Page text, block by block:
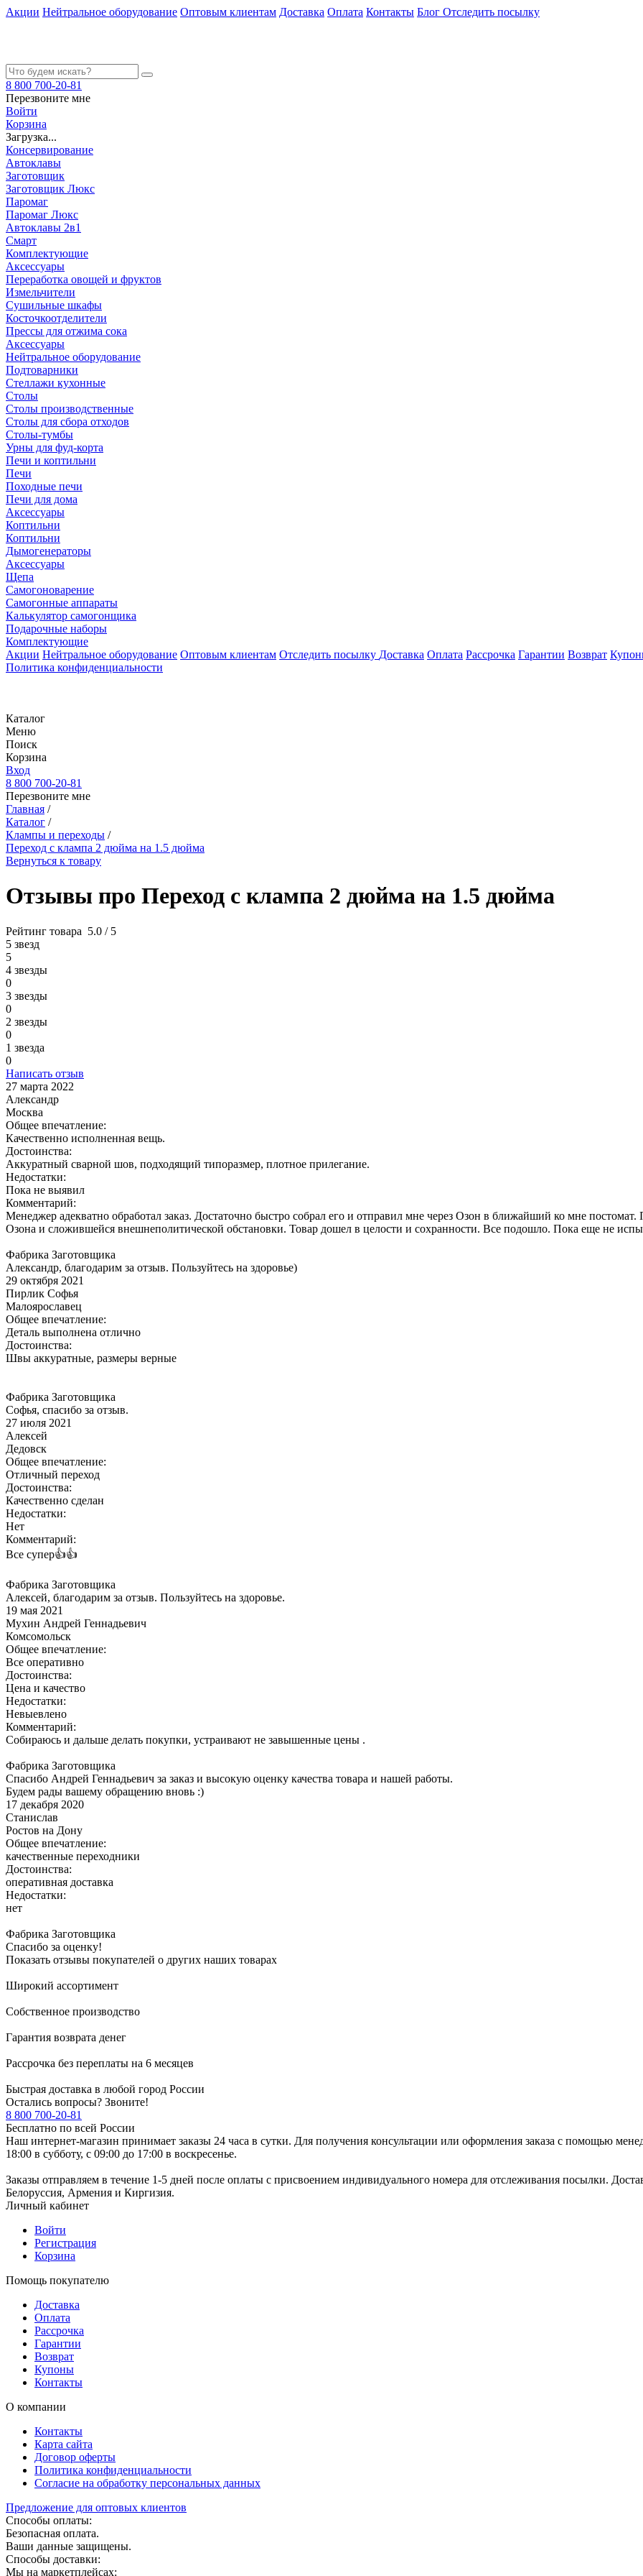
Акции Нейтральное оборудование Оптовым клиентам Доставка Оплата Контакты Блог Отследить посылку
8 800 700-20-81
Перезвоните мне
Войти
Корзина
Загрузка...
Консервирование
Автоклавы
Заготовщик
Заготовщик Люкс
Паромаг
Паромаг Люкс
Автоклавы 2в1
Смарт
Комплектующие
Аксессуары
Переработка овощей и фруктов
Измельчители
Сушильные шкафы
Косточкоотделители
Прессы для отжима сока
Аксессуары
Нейтральное оборудование
Подтоварники
Стеллажи кухонные
Столы
Столы производственные
Столы для сбора отходов
Столы-тумбы
Урны для фуд-корта
Печи и коптильни
Печи
Походные печи
Печи для дома
Аксессуары
Коптильни
Коптильни
Дымогенераторы
Аксессуары
Щепа
Самогоноварение
Самогонные аппараты
Калькулятор самогонщика
Подарочные наборы
Комплектующие
Акции Нейтральное оборудование Оптовым клиентам Отследить посылку Доставка Оплата Рассрочка Гарантии Возврат
Политика конфиденциальности
Каталог
Меню
Поиск
Корзина
Вход
8 800 700-20-81
Перезвоните мне
Главная /
Каталог /
Клампы и переходы /
Переход с клампа 2 дюйма на 1.5 дюйма
Вернуться к товару
Отзывы про Переход с клампа 2 дюйма на 1.5 дюйма
Рейтинг товара 5.0 / 5
5 звезд
5
4 звезды
0
3 звезды
0
2 звезды
0
1 звезда
0
Написать отзыв
27 марта 2022
Александр
Москва
Общее впечатление:
Качественно исполненная вещь.
Достоинства:
Аккуратный сварной шов, подходящий типоразмер, плотное прилегание.
Недостатки:
Пока не выявил
Комментарий:
Менеджер адекватно обработал заказ. Достаточно быстро собрал его и отправил мне через Озон в ближайший ко мне
Озона и сложившейся внешнеполитической обстановки. Товар дошел в целости и сохранности. Все подошло. Пока еще не
Фабрика Заготовщика
Александр, благодарим за отзыв. Пользуйтесь на здоровье)
29 октября 2021
Пирлик Софья
Малоярославец
Общее впечатление:
Деталь выполнена отлично
Достоинства:
Швы аккуратные, размеры верные
Фабрика Заготовщика
Софья, спасибо за отзыв.
27 июля 2021
Алексей
Дедовск
Общее впечатление:
Отличный переход
Достоинства:
Качественно сделан
Недостатки:
Нет
Комментарий:
Все супер👍👍
Фабрика Заготовщика
Алексей, благодарим за отзыв. Пользуйтесь на здоровье.
19 мая 2021
Мухин Андрей Геннадьевич
Комсомольск
Общее впечатление:
Все оперативно
Достоинства:
Цена и качество
Недостатки:
Невыевлено
Комментарий:
Собираюсь и дальше делать покупки, устраивают не завышенные цены .
Фабрика Заготовщика
Спасибо Андрей Геннадьевич за заказ и высокую оценку качества товара и нашей работы.
Будем рады вашему обращению вновь :)
17 декабря 2020
Станислав
Ростов на Дону
Общее впечатление:
качественные переходники
Достоинства:
оперативная доставка
Недостатки:
нет
Фабрика Заготовщика
Спасибо за оценку!
Показать отзывы покупателей о других наших товарах
Широкий ассортимент
Собственное производство
Гарантия возврата денег
Рассрочка без переплаты на 6 месяцев
Быстрая доставка в любой город России
Остались вопросы? Звоните!
8 800 700-20-81
Бесплатно по всей России
Наш интернет-магазин принимает заказы 24 часа в сутки. Для получения консультации или оформления заказа с помощью
18:00 в субботу, с 09:00 до 17:00 в воскресенье.
Заказы отправляем в течение 1-5 дней после оплаты с присвоением индивидуального номера для отслеживания посылки.
Белоруссия, Армения и Киргизия.
Личный кабинет
Войти
Регистрация
Корзина
Помощь покупателю
Доставка
Оплата
Рассрочка
Гарантии
Возврат
Купоны
Контакты
О компании
Контакты
Карта сайта
Договор оферты
Политика конфиденциальности
Согласие на обработку персональных данных
Предложение для оптовых клиентов
Способы оплаты:
Безопасная оплата.
Ваши данные защищены.
Способы доставки:
Мы на маркетплейсах: